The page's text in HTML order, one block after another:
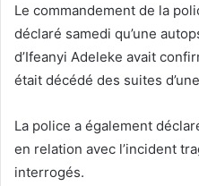
Le commandement de la
déclaré samedi qu’une
d’Ifeanyi Adeleke avait
était décédé des suites
La police a également
en relation avec l’incident
interrogés.